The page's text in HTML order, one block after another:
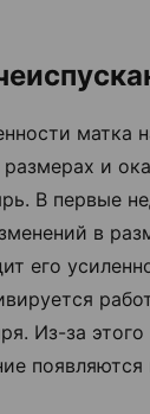
матка
и
В первые
в
его
Из-за